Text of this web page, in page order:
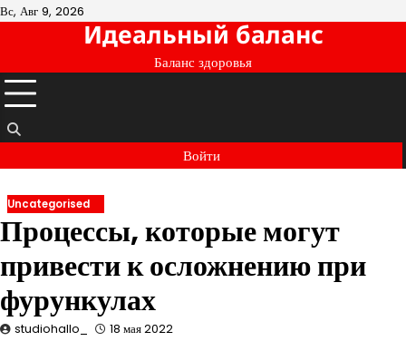
Перейти
Вс, Авг 9, 2026
Идеальный баланс
Баланс здоровья
Войти
Uncategorised
Процессы, которые могут
привести к осложнению при
фурункулах
studiohallo_ 18 мая 2022